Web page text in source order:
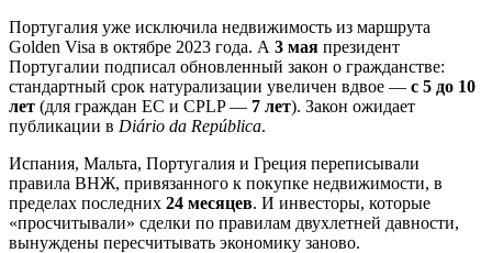
Португалия уже исключила недвижимость из маршрута
Golden Visa в октябре 2023 года. А 3 мая президент
Португалии подписал обновленный закон о гражданстве:
стандартный срок натурализации увеличен вдвое — с 5 до 10
лет (для граждан ЕС и CPLP — 7 лет). Закон ожидает
публикации в Diário da República.
Испания, Мальта, Португалия и Греция переписывали
правила ВНЖ, привязанного к покупке недвижимости, в
пределах последних 24 месяцев. И инвесторы, которые
«просчитывали» сделки по правилам двухлетней давности,
вынуждены пересчитывать экономику заново.